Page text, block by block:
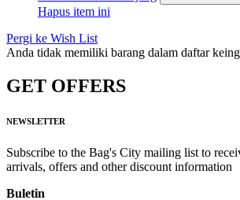
Hapus item ini
Pergi ke Wish List
Anda tidak memiliki barang dalam daftar
GET OFFERS
NEWSLETTER
Subscribe to the Bag's City mailing list to
arrivals, offers and other discount information
Buletin